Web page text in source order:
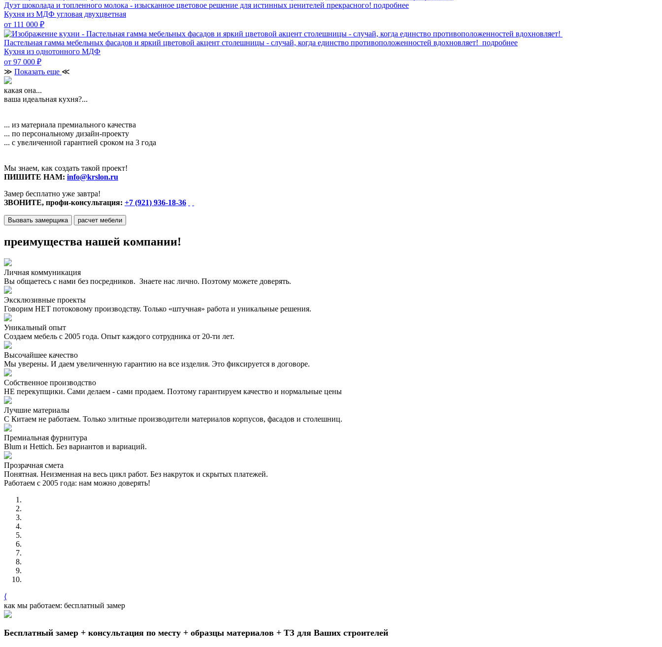
Дуэт шоколада и топленного молока - изысканное цветовое решение для истинных ценителей прекрасного! подробнее
Кухня из МДФ угловая двухцветная
от 111 000 ₽
Пастельная гамма мебельных фасадов и яркий цветовой акцент столешницы - случай, когда единство противоположенностей вдохновляет! подробнее
Кухня из однотонного МДФ
от 97 000 ₽
≫ Показать еще ≪
какая она...
ваша идеальная кухня?...
... из материала премиального качества
... по персональному дизайн-проекту
... с увеличенной гарантией сроком на 3 года
Мы знаем, как создать такой проект!
ПИШИТЕ НАМ: info@krslon.ru
Замер бесплатно уже завтра!
ЗВОНИТЕ, профи-консультация: +7 (921) 936-18-36
Вызвать замерщика расчет мебели
преимущества нашей компании!
Личная коммуникация
Вы общаетесь с нами без посредников. Знаете нас лично. Поэтому можете доверять.
Эксклюзивные проекты
Говорим НЕТ потоковому производству. Только «штучная» работа и уникальные решения.
Уникальный опыт
Создаем мебель с 2005 года. Опыт каждого сотрудника от 20-ти лет.
Высочайшее качество
Мы уверены. И даем увеличенную гарантию на все изделия. Это фиксируется в договоре.
Собственное производство
НЕ перекупщики. Сами делаем - сами продаем. Поэтому гарантируем качество и нормальные цены
Лучшие материалы
С Китаем не работаем. Только элитные производители материалов корпусов, фасадов и столешниц.
Премиальная фурнитура
Blum и Hettich. Без вариантов и вариаций.
Прозрачная смета
Понятная. Неизменная на весь цикл работ. Без накруток и скрытых платежей.
Работаем с 2005 года: нам можно доверять!
⟨
как мы работаем: бесплатный замер
Бесплатный замер + консультация по месту + образцы материалов + ТЗ для Ваших строителей